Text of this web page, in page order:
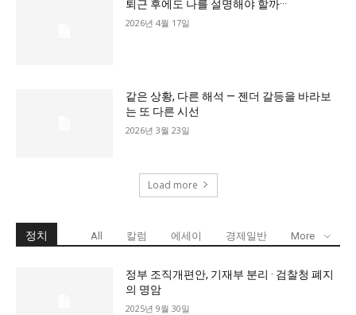
퇴근 후에도 나를 설명해야 할까···
2026년 4월 17일
같은 상황, 다른 해석 — 젠더 갈등을 바라보
는 또 다른 시선
2026년 3월 23일
Load more
정치 All 칼럼 에세이 경제일반 More
정부 조직개편안, 기재부 분리 · 검찰청 폐지
의 명암
2025년 9월 30일